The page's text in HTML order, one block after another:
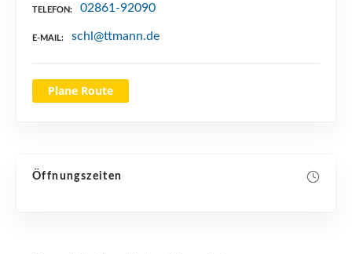
TELEFON 02861-92090
E-MAIL schl@ttmann.de
Plane Route
Öffnungszeiten